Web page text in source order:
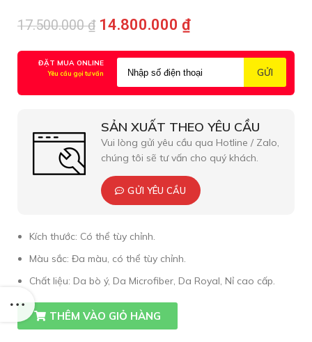
17.500.000₫ 14.800.000 ₫
ĐẶT MUA ONLINE
Yêu cầu gọi tư vấn
SẢN XUẤT THEO YÊU CẦU
Vui lòng gửi yêu cầu qua Hotline / Zalo,
chúng tôi sẽ tư vấn cho quý khách.
GỬI YÊU CẦU
Kích thước: Có thể tùy chỉnh.
Màu sắc: Đa màu, có thể tùy chỉnh.
Chất liệu: Da bò ý, Da Microfiber, Da Royal, Nỉ cao cấp.
THÊM VÀO GIỎ HÀNG